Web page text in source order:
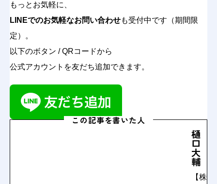
もっとお気軽に、
LINEでのお気軽なお問い合わせも受付中です（期間限
定）。
以下のボタン / QRコードから
公式アカウントを友だち追加できます。
この記事を書いた人
樋
口
大
輔
【株